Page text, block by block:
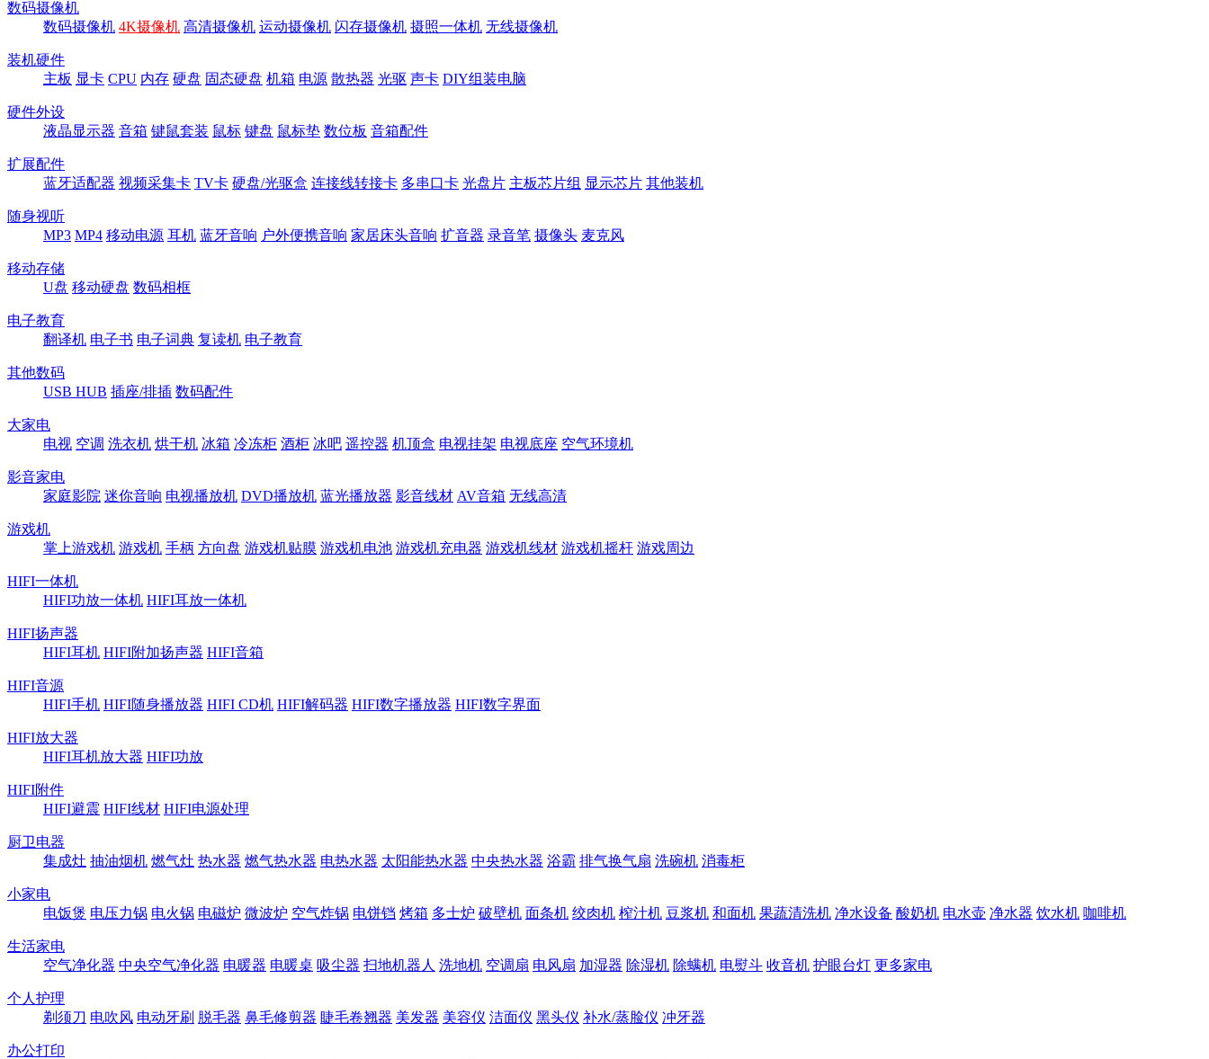
数码摄像机
数码摄像机 4K摄像机 高清摄像机 运动摄像机 闪存摄像机 摄照一体机 无线摄像机
装机硬件
主板 显卡 CPU 内存 硬盘 固态硬盘 机箱 电源 散热器 光驱 声卡 DIY组装电脑
硬件外设
液晶显示器 音箱 键鼠套装 鼠标 键盘 鼠标垫 数位板 音箱配件
扩展配件
蓝牙适配器 视频采集卡 TV卡 硬盘/光驱盒 连接线转接卡 多串口卡 光盘片 主板芯片组 显示芯片 其他装机
随身视听
MP3 MP4 移动电源 耳机 蓝牙音响 户外便携音响 家居床头音响 扩音器 录音笔 摄像头 麦克风
移动存储
U盘 移动硬盘 数码相框
电子教育
翻译机 电子书 电子词典 复读机 电子教育
其他数码
USB HUB 插座/排插 数码配件
大家电
电视 空调 洗衣机 烘干机 冰箱 冷冻柜 酒柜 冰吧 遥控器 机顶盒 电视挂架 电视底座 空气环境机
影音家电
家庭影院 迷你音响 电视播放机 DVD播放机 蓝光播放器 影音线材 AV音箱 无线高清
游戏机
掌上游戏机 游戏机 手柄 方向盘 游戏机贴膜 游戏机电池 游戏机充电器 游戏机线材 游戏机摇杆 游戏周边
HIFI一体机
HIFI功放一体机 HIFI耳放一体机
HIFI扬声器
HIFI耳机 HIFI附加扬声器 HIFI音箱
HIFI音源
HIFI手机 HIFI随身播放器 HIFI CD机 HIFI解码器 HIFI数字播放器 HIFI数字界面
HIFI放大器
HIFI耳机放大器 HIFI功放
HIFI附件
HIFI避震 HIFI线材 HIFI电源处理
厨卫电器
集成灶 抽油烟机 燃气灶 热水器 燃气热水器 电热水器 太阳能热水器 中央热水器 浴霸 排气换气扇 洗碗机 消毒柜
小家电
电饭煲 电压力锅 电火锅 电磁炉 微波炉 空气炸锅 电饼铛 烤箱 多士炉 破壁机 面条机 绞肉机 榨汁机 豆浆机 和面机 果蔬清洗机 净水设备 酸奶机 电水壶 净水器 饮水机 咖啡机
生活家电
空气净化器 中央空气净化器 电暖器 电暖桌 吸尘器 扫地机器人 洗地机 空调扇 电风扇 加湿器 除湿机 除螨机 电熨斗 收音机 护眼台灯 更多家电
个人护理
剃须刀 电吹风 电动牙刷 脱毛器 鼻毛修剪器 睫毛卷翘器 美发器 美容仪 洁面仪 黑头仪 补水/蒸脸仪 冲牙器
办公打印